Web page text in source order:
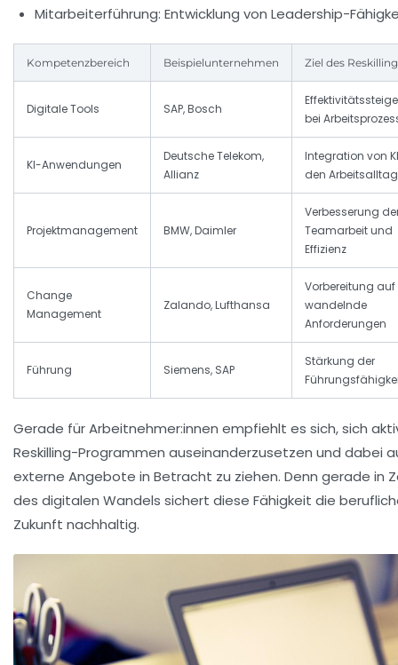
Mitarbeiterführung: Entwicklung von Leadership-
Kompetenzbereich Beispielunternehmen Ziel des
Digitale Tools SAP, Bosch
bei
KI-Anwendungen
Deutsche Telekom,
Allianz
Integration von
den Arbeitsalltag
Projektmanagement BMW, Daimler
Verbesserung
Teamarbeit und
Effizienz
Change
Management
Zalando, Lufthansa
Vorbereitung auf
wandelnde
Anforderungen
Führung Siemens, SAP
Stärkung der
Gerade für Arbeitnehmer:innen empfiehlt es sich, sich
Reskilling-Programmen auseinanderzusetzen und dabei
externe Angebote in Betracht zu ziehen. Denn gerade in
des digitalen Wandels sichert diese Fähigkeit die
Zukunft nachhaltig.